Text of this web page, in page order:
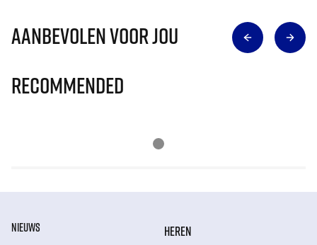
Aanbevolen voor jou
Recommended
NIEUWS
HEREN